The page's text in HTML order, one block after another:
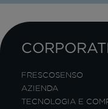
FRESCOSENSO
AZIENDA
TECNOLOGIA E